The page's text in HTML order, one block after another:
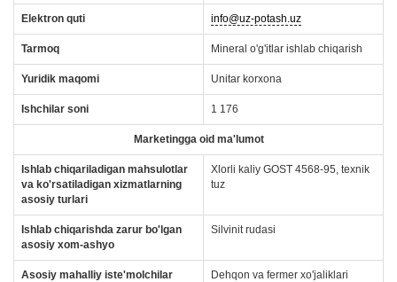
Elektron quti info@uz-potash.uz
Tarmoq Mineral o'g'itlar ishlab chiqarish
Yuridik maqomi Unitar korxona
Ishchilar soni 1 176
Marketingga oid ma'lumot
Ishlab chiqariladigan mahsulotlar
va ko'rsatiladigan xizmatlarning
asosiy turlari
Xlorli kaliy GOST 4568-95, texnik
tuz
Ishlab chiqarishda zarur bo'lgan
asosiy xom-ashyo
Silvinit rudasi
Asosiy mahalliy iste'molchilar Dehqon va fermer xo'jaliklari